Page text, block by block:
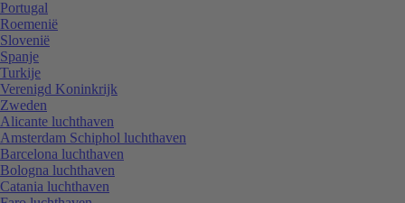
Portugal
Roemenië
Slovenië
Spanje
Turkije
Verenigd Koninkrijk
Zweden
Alicante luchthaven
Amsterdam Schiphol luchthaven
Barcelona luchthaven
Bologna luchthaven
Catania luchthaven